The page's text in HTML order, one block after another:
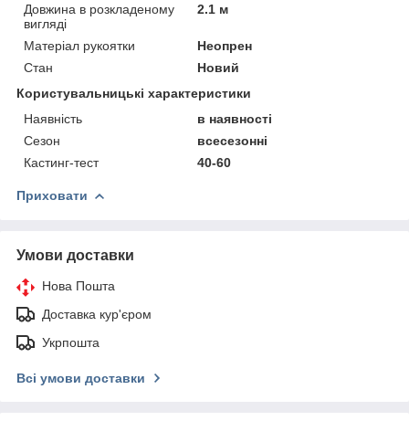
Довжина в розкладеному
вигляді
2.1 м
Матеріал рукоятки
Неопрен
Стан
Новий
Користувальницькі характеристики
Наявність
в наявності
Сезон
всесезонні
Кастинг-тест
40-60
Приховати
Умови доставки
Нова Пошта
Доставка кур'єром
Укрпошта
Всі умови доставки